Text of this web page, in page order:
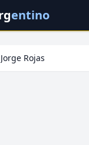
entino
Jorge Rojas